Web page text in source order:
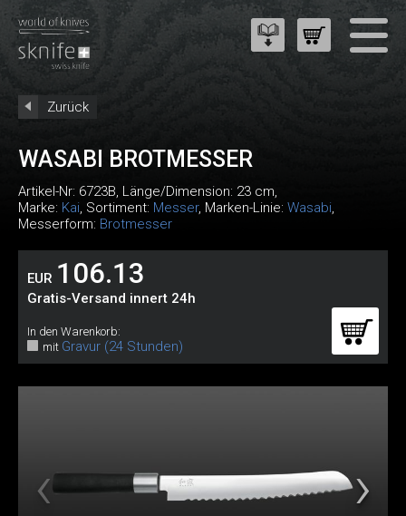
Zurück
WASABI BROTMESSER
Artikel-Nr: 6723B, Länge/Dimension: 23 cm,
Marke: Kai, Sortiment: Messer, Marken-Linie: Wasabi,
Messerform: Brotmesser
EUR 106.13
Gratis-Versand innert 24h
In den Warenkorb:
mit Gravur (24 Stunden)